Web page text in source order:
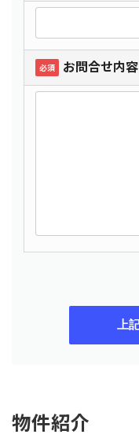
必須 お問合せ内容
物件紹介